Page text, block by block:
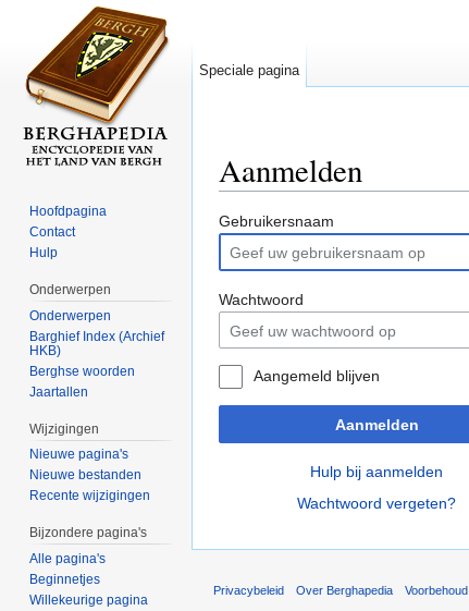
Aanmelden
Gebruikersnaam
Wachtwoord
Aangemeld blijven
Aanmelden
Hulp bij aanmelden
Wachtwoord vergeten?
Speciale pagina
Hoofdpagina
Contact
Hulp
Onderwerpen
Onderwerpen
Barghief Index (Archief
HKB)
Berghse woorden
Jaartallen
Wijzigingen
Nieuwe pagina's
Nieuwe bestanden
Recente wijzigingen
Bijzondere pagina's
Alle pagina's
Beginnetjes
Willekeurige pagina
Privacybeleid Over Berghapedia Voorbehoud